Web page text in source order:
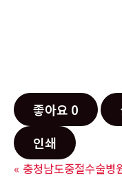
좋아요 0
인쇄
« 충청남도중절수술병